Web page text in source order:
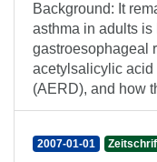
Background: It
asthma in adults
gastroesophageal
acetylsalicylic acid
(AERD), and how
2007-01-01